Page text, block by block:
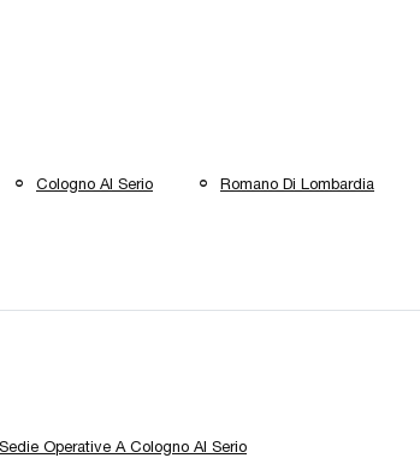
Cologno Al Serio Romano Di Lombardia
Operative A Cologno Al Serio